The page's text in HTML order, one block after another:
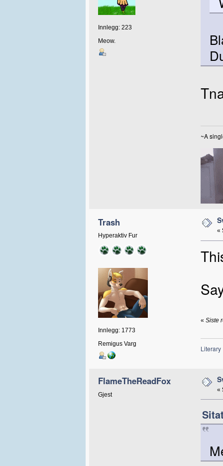
Innlegg: 223
Meow.
~A
Trash
Hyperaktiv Fur
Innlegg: 1773
Remigus Varg
«
« Siste
Literary
FlameTheReadFox
Gjest
«